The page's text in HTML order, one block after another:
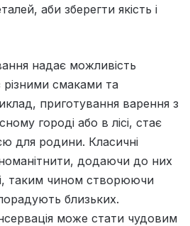
аби зберегти якість і
надає можливість
смаками та
приготування варення з
городі або в лісі, стає
для родини. Класичні
додаючи до них
таким чином створюючи
близьких.
може стати чудовим